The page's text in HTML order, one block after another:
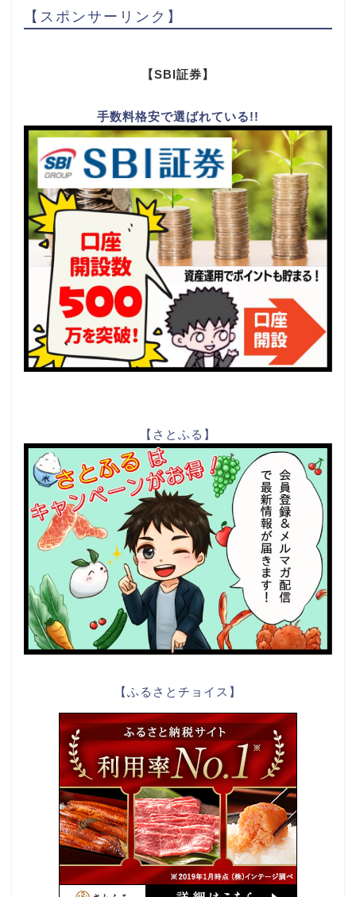
【スポンサーリンク】
【SBI証券】
手数料格安で選ばれている!!
【さとふる】
【ふるさとチョイス】